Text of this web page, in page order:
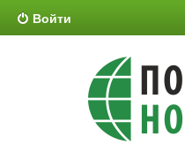
Войти